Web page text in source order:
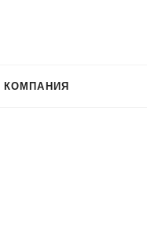
КОМПАНИЯ